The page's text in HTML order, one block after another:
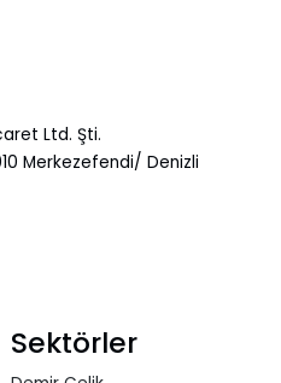
Merkezefendi/ Denizli
Sektörler